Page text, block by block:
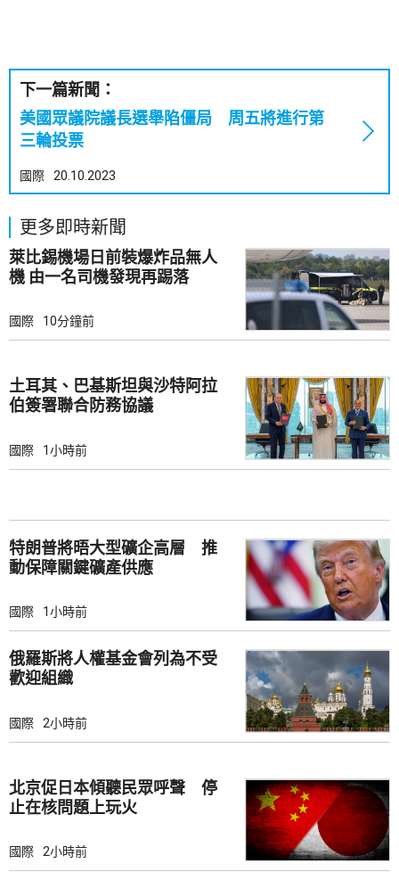
下一篇新聞：
美國眾議院議長選舉陷僵局 周五將進行第
三輪投票
國際 20.10.2023
更多即時新聞
萊比錫機場日前裝爆炸品無人
機 由一名司機發現再踢落
國際 10分鐘前
土耳其、巴基斯坦與沙特阿拉
伯簽署聯合防務協議
國際 1小時前
特朗普將晤大型礦企高層 推
動保障關鍵礦產供應
國際 1小時前
俄羅斯將人權基金會列為不受
歡迎組織
國際 2小時前
北京促日本傾聽民眾呼聲 停
止在核問題上玩火
國際 2小時前